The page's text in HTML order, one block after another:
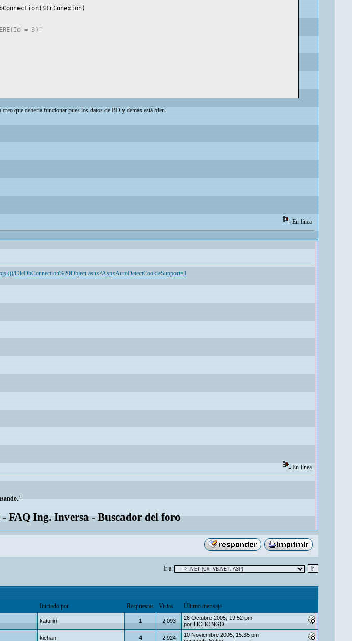
(StrConexion)
= 3)"
que debería funcionar pues los datos de BD y demás está bien.
En línea
OleDbConnection%20Object.ashx?AspxAutoDetectCookieSupport=1
En línea
- FAQ Ing. Inversa- Buscador del foro
Ir a:
Iniciado por Respuestas Vistas Último mensaje
katuriri 1 2,093
26 Octubre 2005, 19:52 pm
por LICHONGO
kichan 4 2,924
10 Noviembre 2005, 15:35 pm